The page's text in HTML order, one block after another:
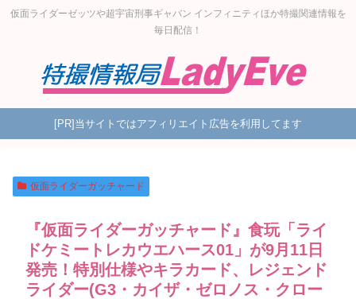
仮面ライダーゼッツや超宇宙刑事ギャバン インフィニティほか特撮関連情報を
毎日配信！
[PR]当サイトではアフィリエイト広告を利用してます
仮面ライダーガッチャード
『仮面ライダーガッチャード』食玩「ライ
ドケミートレカウエハース01」が9月11日
発売！特別仕様やキラカード、レジェンド
ライダー(G3・カイザ・ゼロノス・クロー